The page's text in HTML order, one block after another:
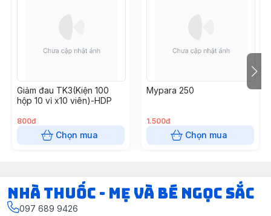
Giảm đau TK3(Kiện 100
hộp 10 vỉ x10 viên)-HDP
800đ
Chọn mua
Mypara 250
1.500đ
Chọn mua
Nhà Thuốc - Mẹ và Bé Ngọc Sắc
097 689 9426